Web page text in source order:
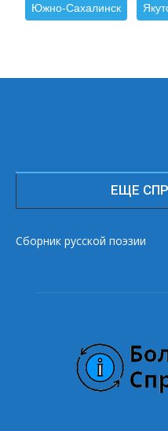
Южно-Сахалинск
ЕЩЕ
Сборник русской поэзии